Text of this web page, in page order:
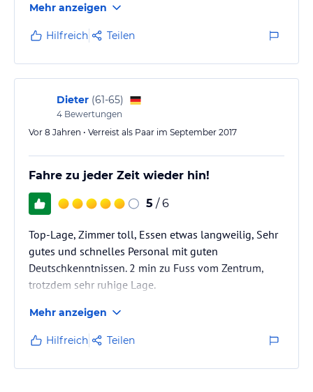
spricht gutes Deutsch.
Mehr anzeigen
Hilfreich Teilen
Dieter (61-65)
4 Bewertungen
Vor 8 Jahren • Verreist als Paar im September 2017
Fahre zu jeder Zeit wieder hin!
5 / 6
Top-Lage, Zimmer toll, Essen etwas langweilig, Sehr
gutes und schnelles Personal mit guten
Deutschkenntnissen. 2 min zu Fuss vom Zentrum,
trotzdem sehr ruhige Lage.
Mehr anzeigen
Hilfreich Teilen